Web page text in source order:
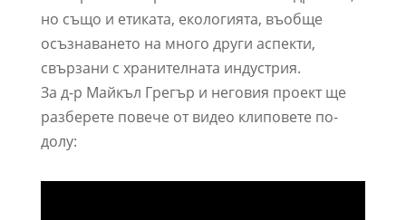
но също и етиката, екологията, въобще
осъзнаването на много други аспекти,
свързани с хранителната индустрия.
За д-р Майкъл Грегър и неговия проект ще
разберете повече от видео клиповете по-
долу: